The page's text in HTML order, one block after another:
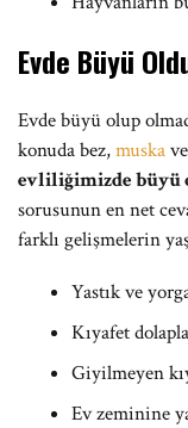
Evde Büyü
Evde büyü olup
konuda bez,muska
evliliğimizde büyü
sorusunun en net
farklı gelişmelerin
Yastık ve
Kıyafet
Giyilmeyen
Ev zeminine